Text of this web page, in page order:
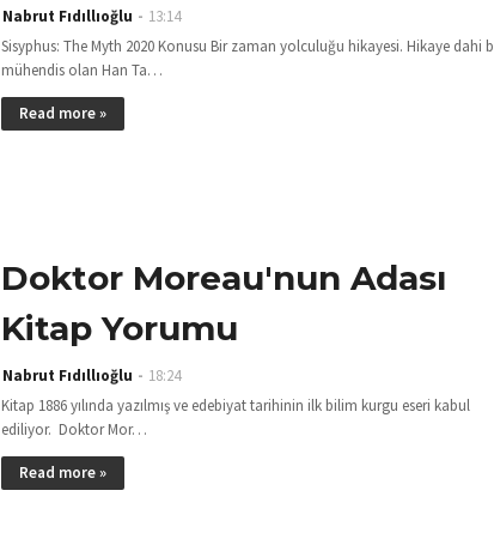
Nabrut Fıdıllıoğlu
13:14
Sisyphus: The Myth 2020 Konusu Bir zaman yolculuğu hikayesi. Hikaye dahi
mühendis olan Han Ta…
Read more »
Doktor Moreau'nun Adası
Kitap Yorumu
Nabrut Fıdıllıoğlu
18:24
Kitap 1886 yılında yazılmış ve edebiyat tarihinin ilk bilim kurgu eseri kabul
ediliyor. Doktor Mor…
Read more »